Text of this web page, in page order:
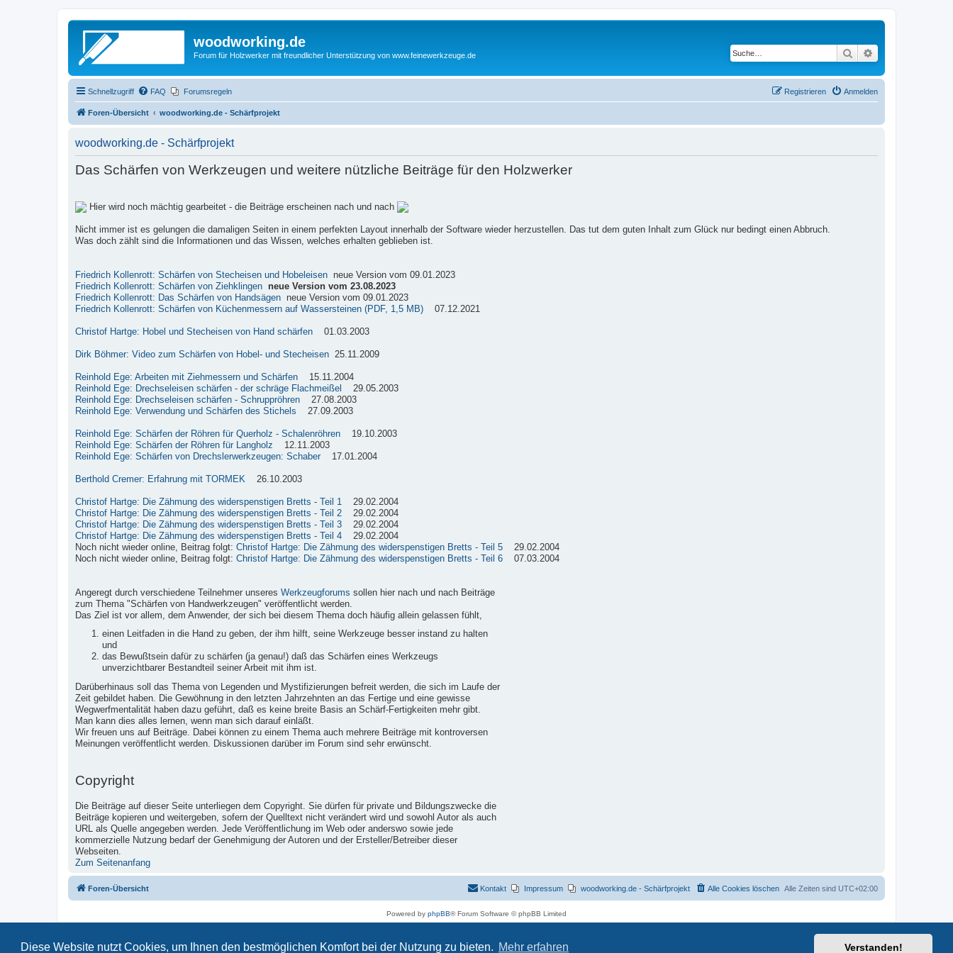
Diese Website nutzt Cookies, um Ihnen den bestmöglichen Komfort bei der Nutzung zu bieten. Mehr erfahren Verstanden!
woodworking.de
Forum für Holzwerker mit freundlicher Unterstützung von www.feinewerkzeuge.de Suche
Schnellzugriff FAQ Forumsregeln Anmelden
Registrieren
Foren-Übersicht woodworking.de - Schärfprojekt
woodworking.de - Schärfprojekt
Das Schärfen von Werkzeugen und weitere nützliche Beiträge für den Holzwerker
Hier wird noch mächtig gearbeitet - die Beiträge erscheinen nach und nach
Nicht immer ist es gelungen die damaligen Seiten in einem perfekten Layout innerhalb der Software wieder herzustellen. Das tut dem guten Inhalt zum Glück nur bedingt einen Abbruch.
Was doch zählt sind die Informationen und das Wissen, welches erhalten geblieben ist.
Friedrich Kollenrott: Schärfen von Stecheisen und Hobeleisen neue Version vom 09.01.2023
Friedrich Kollenrott: Schärfen von Ziehklingen
neue Version vom 23.08.2023
Friedrich Kollenrott: Das Schärfen von Handsägen neue Version vom 09.01.2023
Friedrich Kollenrott: Schärfen von Küchenmessern auf Wassersteinen (PDF, 1,5 MB) 07.12.2021
Christof Hartge: Hobel und Stecheisen von Hand schärfen 01.03.2003
Dirk Böhmer: Video zum Schärfen von Hobel- und Stecheisen 25.11.2009
Reinhold Ege: Arbeiten mit Ziehmessern und Schärfen 15.11.2004
Reinhold Ege: Drechseleisen schärfen - der schräge Flachmeißel
29.05.2003
Reinhold Ege: Drechseleisen schärfen - Schruppröhren 27.08.2003
Reinhold Ege: Verwendung und Schärfen des Stichels 27.09.2003
Reinhold Ege: Schärfen der Röhren für Querholz - Schalenröhren 19.10.2003
Reinhold Ege: Schärfen der Röhren für Langholz 12.11.2003
Reinhold Ege: Schärfen von Drechslerwerkzeugen: Schaber 17.01.2004
Berthold Cremer: Erfahrung mit TORMEK 26.10.2003
Christof Hartge: Die Zähmung des widerspenstigen Bretts - Teil 1 29.02.2004
Christof Hartge: Die Zähmung des widerspenstigen Bretts - Teil 2 29.02.2004
Christof Hartge: Die Zähmung des widerspenstigen Bretts - Teil 3 29.02.2004
Christof Hartge: Die Zähmung des widerspenstigen Bretts - Teil 4 29.02.2004
Noch nicht wieder online, Beitrag folgt: Christof Hartge: Die Zähmung des widerspenstigen Bretts - Teil 5 29.02.2004
Noch nicht wieder online, Beitrag folgt: Christof Hartge: Die Zähmung des widerspenstigen Bretts - Teil 6 07.03.2004
Angeregt durch verschiedene Teilnehmer unseres Werkzeugforums sollen hier nach und nach Beiträge
zum Thema "Schärfen von Handwerkzeugen" veröffentlicht werden.
Das Ziel ist vor allem, dem Anwender, der sich bei diesem Thema doch häufig allein gelassen fühlt,
einen Leitfaden in die Hand zu geben, der ihm hilft, seine Werkzeuge besser instand zu halten
und
das Bewußtsein dafür zu schärfen (ja genau!) daß das Schärfen eines Werkzeugs
unverzichtbarer Bestandteil seiner Arbeit mit ihm ist.
Darüberhinaus soll das Thema von Legenden und Mystifizierungen befreit werden, die sich im Laufe der
Zeit gebildet haben. Die Gewöhnung in den letzten Jahrzehnten an das Fertige und eine gewisse
Wegwerfmentalität haben dazu geführt, daß es keine breite Basis an Schärf-Fertigkeiten mehr gibt.
Man kann dies alles lernen, wenn man sich darauf einläßt.
Wir freuen uns auf Beiträge. Dabei können zu einem Thema auch mehrere Beiträge mit kontroversen
Meinungen veröffentlicht werden. Diskussionen darüber im Forum sind sehr erwünscht.
Copyright
Die Beiträge auf dieser Seite unterliegen dem Copyright. Sie dürfen für private und Bildungszwecke die
Beiträge kopieren und weitergeben, sofern der Quelltext nicht verändert wird und sowohl Autor als auch
URL als Quelle angegeben werden. Jede Veröffentlichung im Web oder anderswo sowie jede
kommerzielle Nutzung bedarf der Genehmigung der Autoren und der Ersteller/Betreiber dieser
Webseiten.
Zum Seitenanfang
Foren-Übersicht Alle Zeiten sind UTC+02:00
Alle Cookies löschen
woodworking.de - Schärfprojekt
Impressum
Kontakt
Powered by phpBB® Forum Software © phpBB Limited